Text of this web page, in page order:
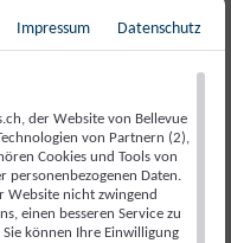
Impressum Datenschutz
der Website von Bellevue
von Partnern (2),
Cookies und Tools von
personenbezogenen Daten.
Website nicht zwingend
einen besseren Service zu
können Ihre Einwilligung